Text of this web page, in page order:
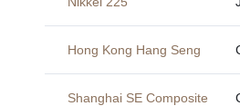
Hong Kong Hang Seng
Shanghai SE Composite